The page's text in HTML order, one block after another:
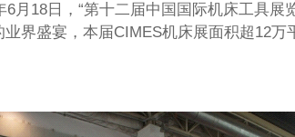
6月18日，“第十二届中国国际机床工具
业界盛宴，本届CIMES机床展面积超12万